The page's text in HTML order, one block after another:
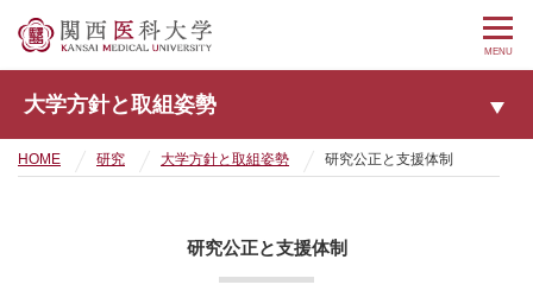
MENU
大学方針と取組姿勢
HOME 研究 大学方針と取組姿勢 研究公正と支援体制
研究公正と支援体制